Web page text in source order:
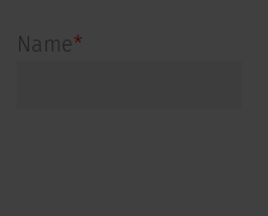
Pflichtfeld
Name*